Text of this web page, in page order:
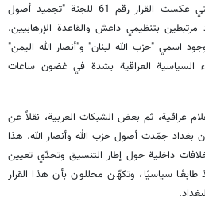
الرسمية. تضمنت هذه الوثيقة، التي عكست القرار رقم 61 للجنة "تجميد أصول
مرتبطين بتنظيمي داعش والقاعدة الإرهابيين.
اسمي "حزب الله لبنان" و"أنصار الله اليمن"
السياسية العراقية بشدة في غضون ساعات
عراقية، ثم بعض الشبكات العربية، نقلاً عن
بغداد جمّدت أصول حزب الله وأنصار الله. هذا
داخلية حول إطار التنسيق وتحدّي تعيين
سياسيًا، وتكهّن محللون بأن هذا القرار